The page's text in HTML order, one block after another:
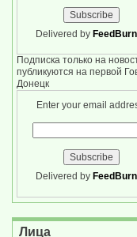
Delivered by
Подписка только на
публикуются на первой
Донецк
Enter your email
Delivered by
Лица